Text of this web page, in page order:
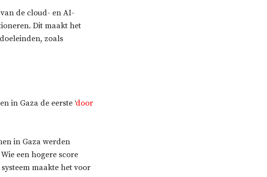
de cloud- en AI-
Dit maakt het
zoals
in Gaza de eerste ‘door
in Gaza werden
een hogere score
maakte het voor